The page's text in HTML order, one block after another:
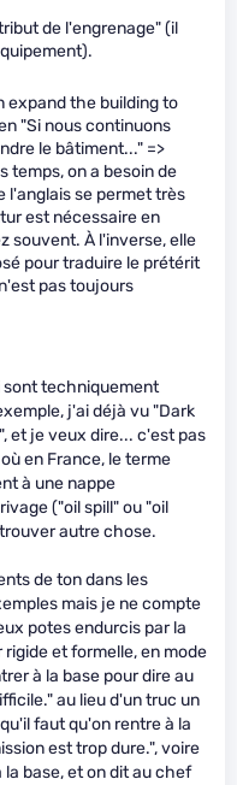
de l'engrenage" (il
expand the building to
"Si nous continuons
le bâtiment..." =>
temps, on a besoin de
l'anglais se permet très
est nécessaire en
souvent. À l'inverse, elle
pour traduire le prétérit
pas toujours
sont techniquement
j'ai déjà vu "Dark
et je veux dire... c'est pas
en France, le terme
à une nappe
("oil spill" ou "oil
autre chose.
de ton dans les
mais je ne compte
potes endurcis par la
et formelle, en mode
à la base pour dire au
au lieu d'un truc un
faut qu'on rentre à la
est trop dure.", voire
base, et on dit au chef